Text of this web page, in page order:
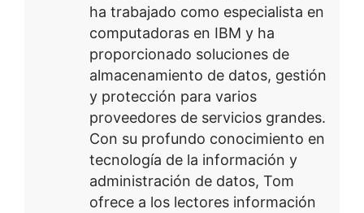
ha trabajado como especialista en
computadoras en IBM y ha
proporcionado soluciones de
almacenamiento de datos, gestión
y protección para varios
proveedores de servicios grandes.
Con su profundo conocimiento en
tecnología de la información y
administración de datos, Tom
ofrece a los lectores información